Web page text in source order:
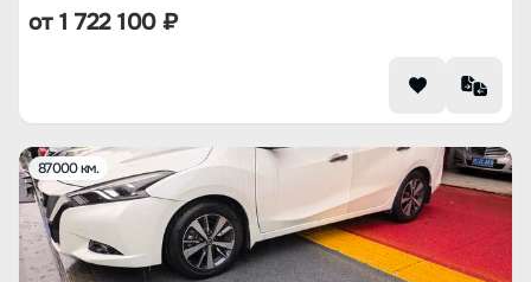
от1 722 100₽
87000 км.